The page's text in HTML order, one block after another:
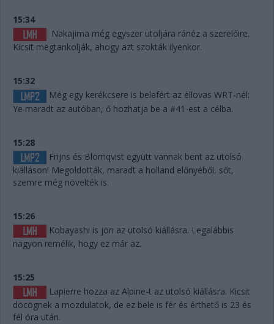
15:34
Nakajima még egyszer utoljára ránéz a szerelőire.
Kicsit megtankolják, ahogy azt szokták ilyenkor.
15:32
Még egy kerékcsere is belefért az éllovas WRT-nél:
Ye maradt az autóban, ő hozhatja be a #41-est a célba.
15:28
Frijns és Blomqvist együtt vannak bent az utolsó
kiálláson! Megoldották, maradt a holland előnyéből, sőt,
szemre még növelték is.
15:26
Kobayashi is jön az utolsó kiállásra. Legalábbis
nagyon remélik, hogy ez már az.
15:25
Lapierre hozza az Alpine-t az utolsó kiállásra. Kicsit
döcögnek a mozdulatok, de ez bele is fér és érthető is 23 és
fél óra után.